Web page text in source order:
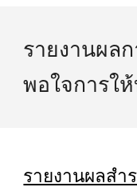
รายงานผล
พอใจการใ
รายงานผลสำ